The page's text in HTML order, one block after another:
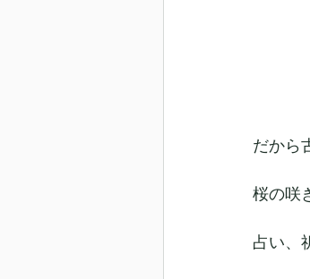
だから
桜の咲
占い、